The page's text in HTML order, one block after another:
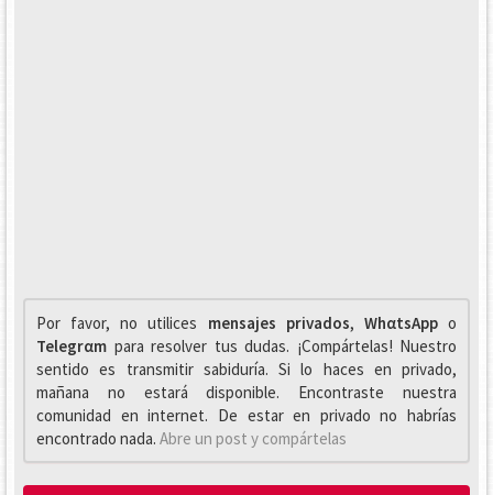
Por favor, no utilices mensajes privados, WhαtsAppo
Telegrαm para resolver tus dudas. ¡Compártelas! Nuestro
sentido es transmitir sabiduría. Si lo haces en privado,
mañana no estará disponible. Encontraste nuestra
comunidad en internet. De estar en privado no habrías
encontrado nada. Abre un post y compártelas